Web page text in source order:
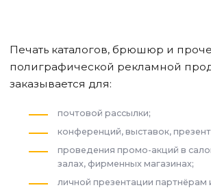
Печать каталогов, брюшюр и
полиграфической рекламной
заказывается для:
почтовой рассылки;
конференций, выставок,
проведения промо-акций в
залах, фирменных магазинах;
личной презентации партнёрам